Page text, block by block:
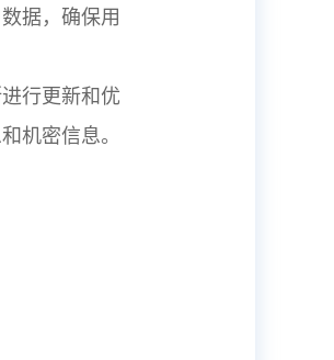
据，确保用
行更新和优
机密信息。